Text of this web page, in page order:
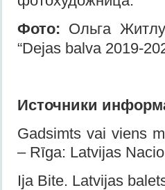
Фото: Ольга
“Dejas balva 2019-
Источники
Gadsimts vai viens
– Rīga: Latvijas
Ija Bite. Latvijas